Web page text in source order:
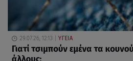
29.07.26, 12:13 ΥΓΕΙΑ
Γιατί τσιμπούν εμένα τα